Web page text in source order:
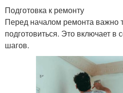
Подготовка к ремонту
Перед началом ремонта важно
подготовиться. Это включает в
шагов.